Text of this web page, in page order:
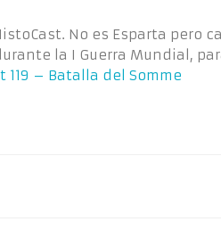
No es Esparta pero
la I Guerra Mundial,
119 – Batalla del Somme